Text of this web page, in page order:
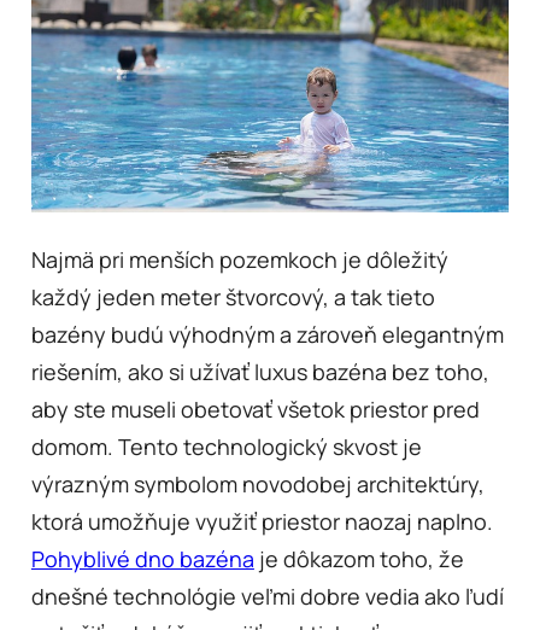
Najmä pri menších pozemkoch je dôležitý
každý jeden meter štvorcový, a tak tieto
bazény budú výhodným a zároveň elegantným
riešením, ako si užívať luxus bazéna bez toho,
aby ste museli obetovať všetok priestor pred
domom. Tento technologický skvost je
výrazným symbolom novodobej architektúry,
ktorá umožňuje využiť priestor naozaj naplno.
Pohyblivé dno bazéna je dôkazom toho, že
dnešné technológie veľmi dobre vedia ako ľudí